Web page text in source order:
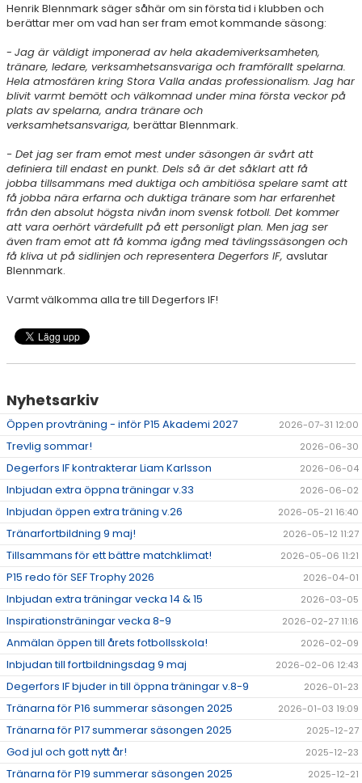
Henrik Blennmark säger såhär om sin första tid i klubben och
berättar mer om vad han ser fram emot kommande säsong:
- Jag är väldigt imponerad av hela akademiverksamheten,
tränare, ledare, verksamhetsansvariga och framförallt spelarna.
Hela atmosfären kring Stora Valla andas professionalism. Jag har
blivit varmt bemött och välkomnad under mina första veckor på
plats av spelarna, andra tränare och
verksamhetsansvariga, berättar Blennmark.
- Det jag ser fram emot mest under säsongen är svårt att
definiera till endast en punkt. Dels så är det såklart att få
jobba tillsammans med duktiga och ambitiösa spelare samt att
få jobba nära erfarna och duktiga tränare som har erfarenhet
från den absolut högsta nivån inom svensk fotboll. Det kommer
att vara oerhört värdefullt på ett personligt plan. Men jag ser
även fram emot att få komma igång med tävlingssäsongen och
få kliva ut på sidlinjen och representera Degerfors IF, avslutar
Blennmark.
Varmt välkomma alla tre till Degerfors IF!
Nyhetsarkiv
Öppen provträning - inför P15 Akademi 2027 2026-07-31 12:00
Trevlig sommar! 2026-06-30
Degerfors IF kontrakterar Liam Karlsson 2026-06-04
Inbjudan extra öppna träningar v.33 2026-06-02
Inbjudan öppen extra träning v.26 2026-05-21 16:40
Tränarfortbildning 9 maj! 2026-05-12 11:27
Tillsammans för ett bättre matchklimat! 2026-05-06 11:21
P15 redo för SEF Trophy 2026 2026-04-01
Inbjudan extra träningar vecka 14 & 15 2026-03-05
Inspirationsträningar vecka 8-9 2026-02-27 11:16
Anmälan öppen till årets fotbollsskola! 2026-02-09
Inbjudan till fortbildningsdag 9 maj 2026-02-06 12:43
Degerfors IF bjuder in till öppna träningar v.8-9 2026-01-23
Tränarna för P16 summerar säsongen 2025 2026-01-03 19:09
Tränarna för P17 summerar säsongen 2025 2025-12-27
God jul och gott nytt år! 2025-12-23
Tränarna för P19 summerar säsongen 2025 2025-12-21